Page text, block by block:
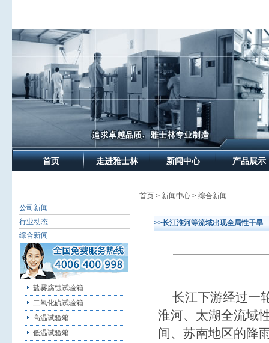
首页 走进雅士林 新闻中心 产品展示
公司新闻
行业动态
综合新闻
盐雾腐蚀试验箱
二氧化硫试验箱
高温试验箱
低温试验箱
首页 > 新闻中心 > 综合新闻
>>长江淮河等流域出现全局性干旱
长江下游经过一
淮河、太湖全流域
间、苏南地区的降